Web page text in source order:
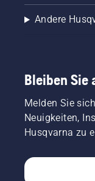
Andere
Bleiben Sie
Melden Sie
Neuigkeiten,
Husqvarna zu